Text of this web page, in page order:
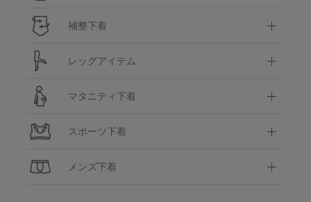
補整下着
レッグアイテム
マタニティ下着
スポーツ下着
メンズ下着